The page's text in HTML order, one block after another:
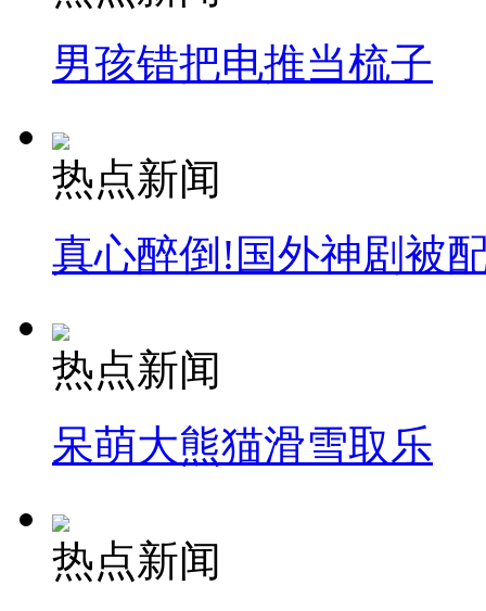
男孩错把电推当梳子
热点新闻
真心醉倒!国外神剧被
热点新闻
呆萌大熊猫滑雪取乐
热点新闻